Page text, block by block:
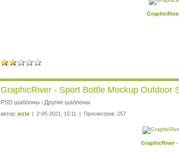
GraphicRiver - Sport Bottle Mockup Outdoor
PSD шаблоны / Другие шаблоны
автор: jezla | 2-05-2021, 15:11 | Просмотров: 257
GraphicRiver